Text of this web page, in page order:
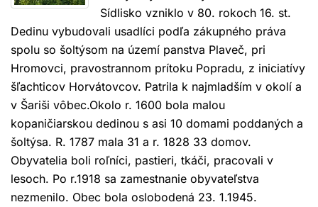
Sídlisko vzniklo v 80. rokoch 16. st.
Dedinu vybudovali usadlíci podľa zákupného práva
spolu so šoltýsom na území panstva Plaveč, pri
Hromovci, pravostrannom prítoku Popradu, z iniciatívy
šľachticov Horvátovcov. Patrila k najmladším v okolí a
v Šariši vôbec.Okolo r. 1600 bola malou
kopaničiarskou dedinou s asi 10 domami poddaných a
šoltýsa. R. 1787 mala 31 a r. 1828 33 domov.
Obyvatelia boli roľníci, pastieri, tkáči, pracovali v
lesoch. Po r.1918 sa zamestnanie obyvateľstva
nezmenilo. Obec bola oslobodená 23. 1.1945.